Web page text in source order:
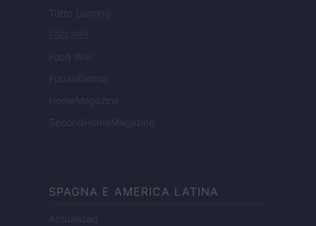
Tutto Gaming
ESG 365
Food Wiki
FuturoDonna
HomeMagazine
SecondHomeMagazine
SPAGNA E AMERICA LATINA
Actualidad